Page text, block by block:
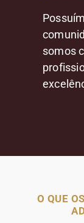
somos
O QUE